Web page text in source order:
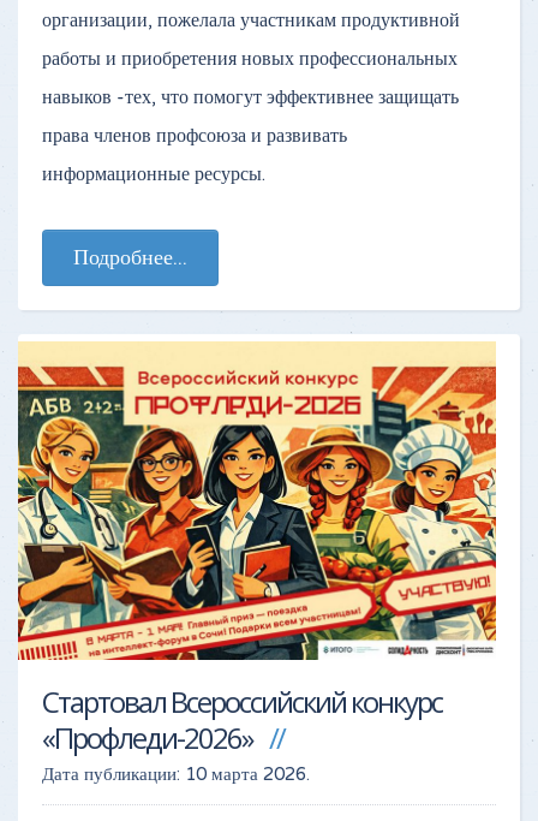
организации, пожелала участникам продуктивной
работы и приобретения новых профессиональных
навыков -тех, что помогут эффективнее защищать
права членов профсоюза и развивать
информационные ресурсы.
Подробнее...
Стартовал Всероссийский конкурс
«Профледи-2026»
Дата публикации: 10 марта 2026.